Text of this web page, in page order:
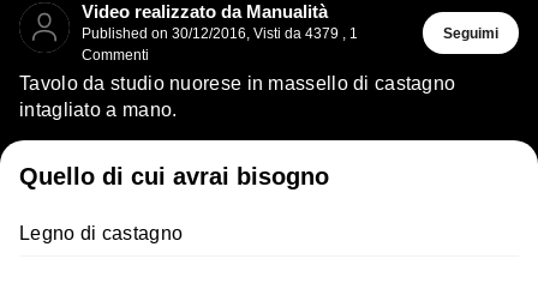
Video realizzato da Manualità
Published on 30/12/2016, Visti da 4379 , 1
Commenti
Seguimi
Tavolo da studio nuorese in massello di castagno
intagliato a mano.
Quello di cui avrai bisogno
Legno di castagno